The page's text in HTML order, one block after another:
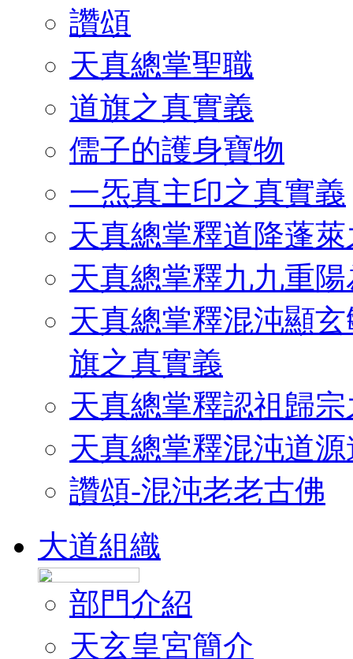
讚頌
天真總掌聖職
道旗之真實義
儒子的護身寶物
一炁真主印之真實義
天真總掌釋道降蓬
天真總掌釋九九重
天真總掌釋混沌顯
旗之真實義
天真總掌釋認祖歸
天真總掌釋混沌道
讚頌-混沌老老古佛
大道組織
部門介紹
天玄皇宮簡介